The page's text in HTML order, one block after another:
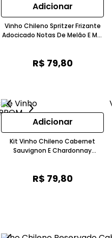
Adicionar
Vinho Chileno Spritzer Frizante
Adocicado Notas De Melão E Mel
R$ 79,80
Adicionar
Kit Vinho Chileno Cabernet
Sauvignon E Chardonnay
R$ 79,80